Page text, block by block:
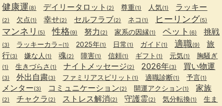
健康運(8) デイリータロット (2) 尊重(1) 人気(1) ラッキー
(2) 欠点(1) 幸せ(2) セルフラブ(2) ネコ (1) ヒーリング(5)
マンネリ (5) 性格(9) 努力 (2) 家系の因縁(1) ペット (6) 挑戦
(3) ラッキーカラ−(1) 2025年(1) 日常 (1) ガイド (1) 適職(9)
旅
行(3) 嫌な人 (1) 魂(2) 障害(1) 信頼(1) ギフト (1) 元気(1) 胸騒ぎ
(1) 生きづらさ (1) ナイトメッセージ(2) 2026年(3) 買い物運
(3) 外出自粛(3) ファミリアスピリット (1) 適職診断(1) 予言(1)
メンター(3) コミュニケーション(2) 開運アクション(1) 家族
(2) チャクラ (2) ストレス解消(2) 守護霊(2) 気分転換(1)
生ま